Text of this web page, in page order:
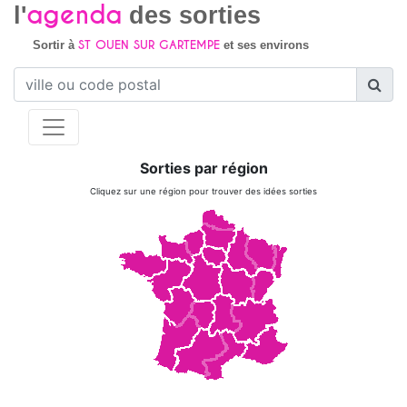
l'agenda des sorties
Sortir à ST OUEN SUR GARTEMPEet ses environs
Sorties par région
Cliquez sur une région pour trouver des idées sorties